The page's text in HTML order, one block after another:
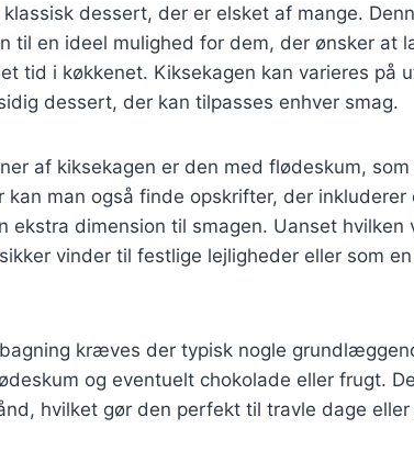
dessert, der er elsket af mange.
til en ideel mulighed for dem, der ønsker at
tid i køkkenet. Kiksekagen kan varieres på
dessert, der kan tilpasses enhver smag.
af kiksekagen er den med flødeskum,
kan man også finde opskrifter, der inkluderer
ekstra dimension til smagen. Uanset hvilken
vinder til festlige lejligheder eller som
kræves der typisk nogle
og eventuelt chokolade eller frugt.
hvilket gør den perfekt til travle dage eller